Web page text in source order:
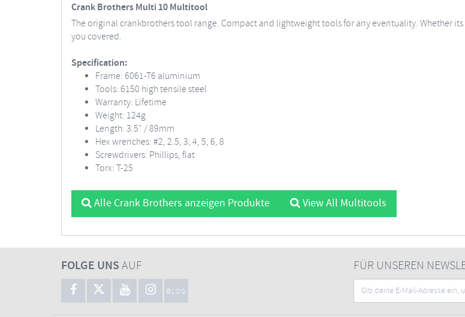
Crank Brothers Multi 10 Multitool
The original crankbrothers tool range. Compact and lightweight tools for any eventuality. Whether
you covered.
Specification:
Frame: 6061-T6 aluminium
Tools: 6150 high tensile steel
Warranty: Lifetime
Weight: 124g
Length: 3.5" / 89mm
Hex wrenches: #2, 2.5, 3, 4, 5, 6, 8
Screwdrivers: Phillips, flat
Torx: T-25
Alle Crank Brothers anzeigen Produkte View All Multitools
FOLGE UNSAUF
BLOG
FÜR UNSEREN